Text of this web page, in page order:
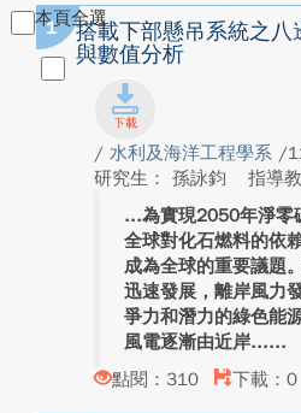
本頁全選
1
搭載下部懸吊系統之
與數值分析
/ 水利及海洋工程學系 /
研究生： 孫詠鈞
指導
為實現2050年淨零
全球對化石燃料的依
成為全球的重要議題
迅速發展，離岸風力
爭力和潛力的綠色能
風電逐漸由近岸...
點閱：310
下載：0